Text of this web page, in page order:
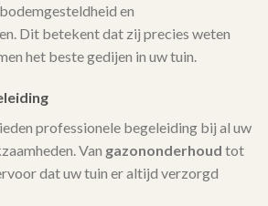
en
Dit betekent dat zij precies weten
het beste gedijen in uw tuin.
professionele begeleiding bij al uw
Van gazononderhoud tot
dat uw tuin er altijd verzorgd